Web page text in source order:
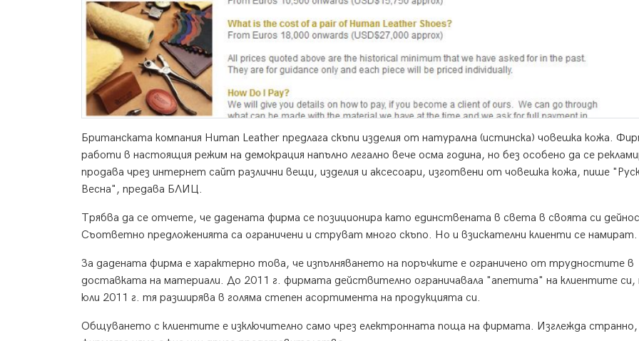
Британската компания Human Leather предлага скъпи изделия от натурална (истинска) човешка кожа.
работи в настоящия режим на демокрация напълно легално вече осма година, но без особено да се
продава чрез интернет сайт различни вещи, изделия и аксесоари, изготвени от човешка кожа, пише
Весна", предава БЛИЦ.
Трябва да се отчете, че дадената фирма се позиционира като единствената в света в своята си
Съответно предложенията са ограничени и струват много скъпо. Но и взискателни клиенти се намират.
За дадената фирма е характерно това, че изпълняването на поръчките е ограничено от трудностите в
доставката на материали. До 2011 г. фирмата действително ограничавала "апетита" на клиентите
юли 2011 г. тя разширява в голяма степен асортимента на продукцията си.
Общуването с клиентите е изключително само чрез електронната поща на фирмата. Изглежда странно,